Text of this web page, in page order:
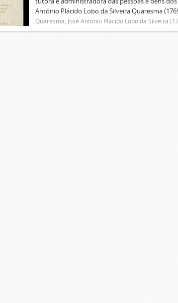
António Plácido Lobo da Silveira Quaresma
Quaresma, José António Plácido Lobo da Silveira